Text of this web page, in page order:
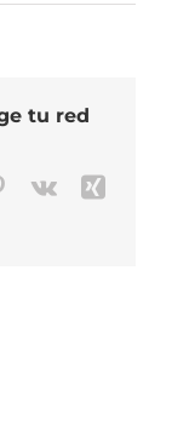
tu red
Pinterest
Vk